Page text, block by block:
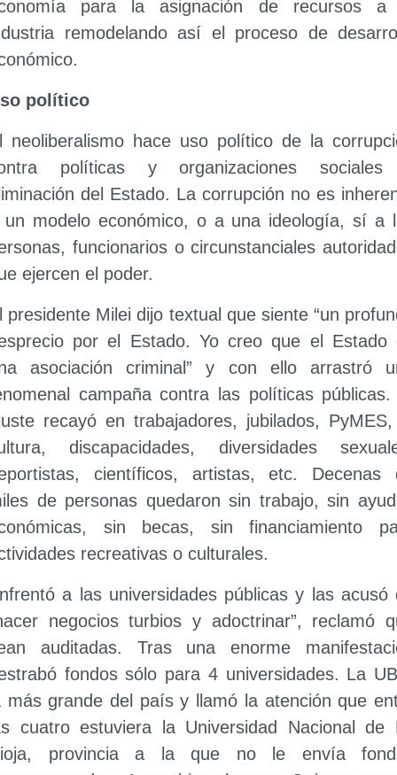
para la asignación de recursos a
remodelando así el proceso de
político
neoliberalismo hace uso político de la
políticas y organizaciones
del Estado. La corrupción no es
un modelo económico, o a una ideología, sí a
funcionarios o circunstanciales
ejercen el poder.
presidente Milei dijo textual que siente “un
por el Estado. Yo creo que el Estado
asociación criminal” y con ello arrastró
campaña contra las políticas públicas.
recayó en trabajadores, jubilados,
discapacidades, diversidades
científicos, artistas, etc. Decenas
de personas quedaron sin trabajo, sin
sin becas, sin financiamiento
recreativas o culturales.
a las universidades públicas y las acusó
negocios turbios y adoctrinar”, reclamó
auditadas. Tras una enorme
fondos sólo para 4 universidades. La
más grande del país y llamó la atención que
cuatro estuviera la Universidad Nacional de
provincia a la que no le envía